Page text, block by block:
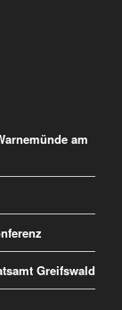
am
Greifswald